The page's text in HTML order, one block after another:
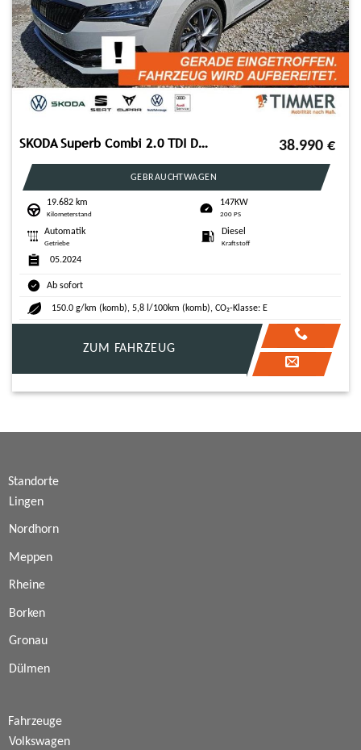
SKODA Superb Combi 2.0 TDI DSG SPORTLINE +AHK +MATRIX 38.990 €
GEBRAUCHTWAGEN
19.682 km
Kilometerstand
147KW
200 PS
Automatik
Getriebe
Diesel
Kraftstoff
05.2024
Ab sofort
150.0 g/km (komb), 5,8 l/100km (komb), CO₂-Klasse: E
ZUM FAHRZEUG
Standorte
Lingen
Nordhorn
Meppen
Rheine
Borken
Gronau
Dülmen
Fahrzeuge
Volkswagen